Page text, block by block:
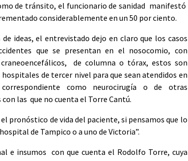
de tránsito, el funcionario de sanidad manifestó
considerablemente en un 50 por ciento.
ideas, el entrevistado dejo en claro que los casos
que se presentan en el nosocomio, con
de columna o tórax, estos son
de tercer nivel para que sean atendidos en
como neurocirugía o de otras
con las que no cuenta el Torre Cantú.
pronóstico de vida del paciente, si pensamos que lo
de Tampico o a uno de Victoria”.
e insumos con que cuenta el Rodolfo Torre, cuya